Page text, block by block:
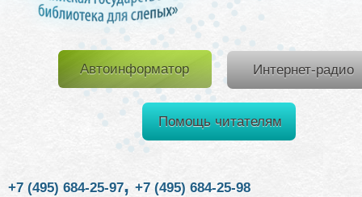
Автоинформатор Интернет-радио
Помощь читателям
+7 (495) 684-25-97, +7 (495) 684-25-98